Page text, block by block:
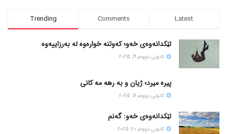
Trending Comments Latest
لێکدانەوەی خەو؛ کەوتنە خوارەوە لە بەرزاییەوە
كانونی دووه‌م 19, 2025
پیره میرد؛ ژیان و به رهه مه کانی
كانونی دووه‌م 16, 2025
لێکدانەوەی خەو: گەنم
كانونی دووه‌م 20, 2025